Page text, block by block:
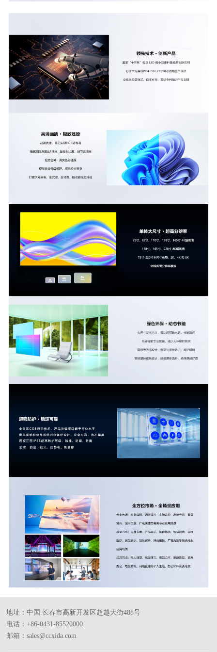
地址：中国.长春市高新开发区超越大街488号
电话：+86-0431-85520000
邮箱：sales@ccxida.com